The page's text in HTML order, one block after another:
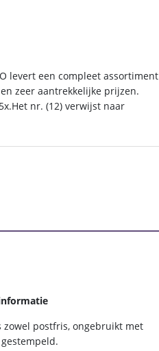
levert een compleet assortiment
zeer aantrekkelijke prijzen.
nr. (12) verwijst naar
zowel postfris, ongebruikt met